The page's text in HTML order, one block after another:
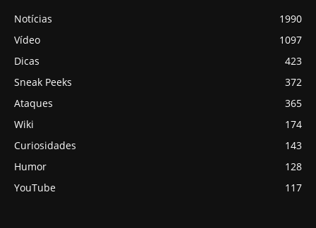
Notícias
1990
Vídeo
1097
Dicas
423
Sneak Peeks
372
Ataques
365
Wiki
174
Curiosidades
143
Humor
128
YouTube
117